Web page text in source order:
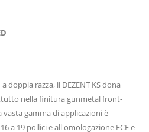
doppia razza, il DEZENT KS dona
nella finitura gunmetal front-
gamma di applicazioni è
a 19 pollici e all'omologazione ECE e